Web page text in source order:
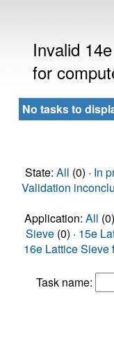
Invalid
for
No tasks to
State: All (0) · In
Validation
Application: All
Sieve (0) · 15e
16e Lattice Sieve
Task name: